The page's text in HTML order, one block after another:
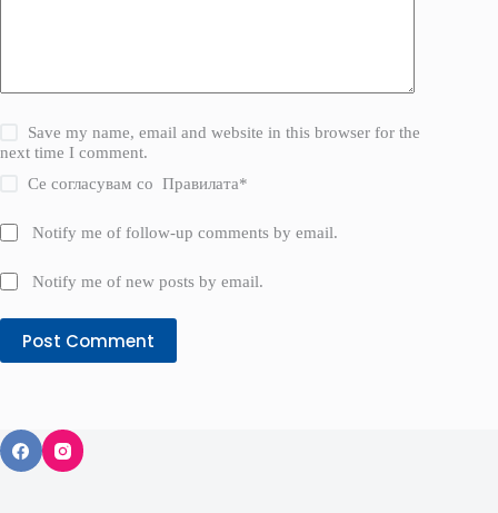
Save my name, email and website in this browser for the
next time I comment.
Се согласувам соПравилата*
Notify me of follow-up comments by email.
Notify me of new posts by email.
Post Comment